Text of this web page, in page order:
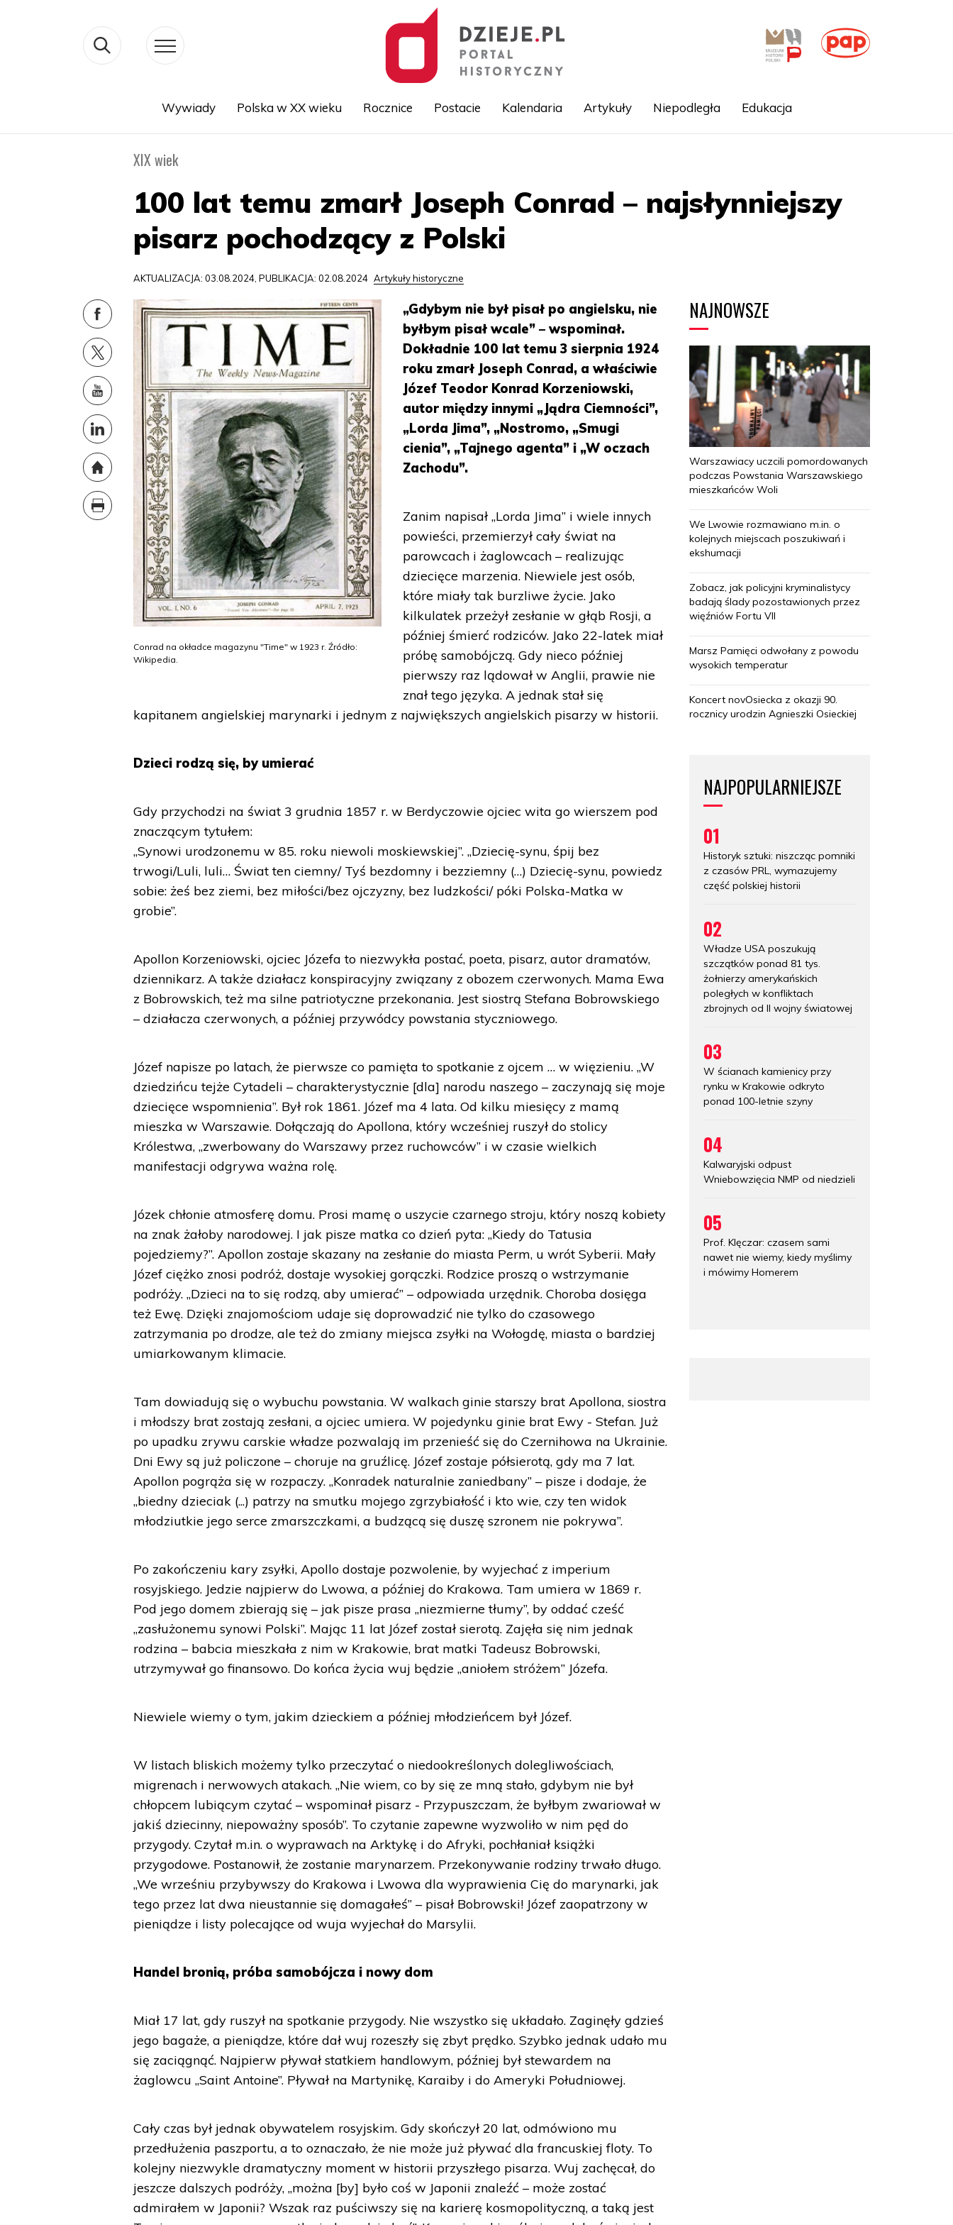
Wywiady Polska w XX wieku Rocznice Postacie Kalendaria Artykuły Niepodległa Edukacja
XIX wiek
100 lat temu zmarł Joseph Conrad – najsłynniejszy
pisarz pochodzący z Polski
AKTUALIZACJA: 03.08.2024, PUBLIKACJA: 02.08.2024 Artykuły historyczne
Conrad na okładce magazynu "Time" w 1923 r. Źródło:
Wikipedia.
„Gdybym nie był pisał po angielsku, nie
byłbym pisał wcale” – wspominał.
Dokładnie 100 lat temu 3 sierpnia 1924
roku zmarł Joseph Conrad, a właściwie
Józef Teodor Konrad Korzeniowski,
autor między innymi „Jądra Ciemności”,
„Lorda Jima”, „Nostromo, „Smugi
cienia”, „Tajnego agenta” i „W oczach
Zachodu”.
Zanim napisał „Lorda Jima” i wiele innych
powieści, przemierzył cały świat na
parowcach i żaglowcach – realizując
dziecięce marzenia. Niewiele jest osób,
które miały tak burzliwe życie. Jako
kilkulatek przeżył zesłanie w głąb Rosji, a
później śmierć rodziców. Jako 22-latek miał
próbę samobójczą. Gdy nieco później
pierwszy raz lądował w Anglii, prawie nie
znał tego języka. A jednak stał się
kapitanem angielskiej marynarki i jednym z największych angielskich pisarzy w historii.
Dzieci rodzą się, by umierać
Gdy przychodzi na świat 3 grudnia 1857 r. w Berdyczowie ojciec wita go wierszem pod
znaczącym tytułem:
„Synowi urodzonemu w 85. roku niewoli moskiewskiej”. „Dziecię-synu, śpij bez
trwogi/Luli, luli… Świat ten ciemny/ Tyś bezdomny i bezziemny (…) Dziecię-synu, powiedz
sobie: żeś bez ziemi, bez miłości/bez ojczyzny, bez ludzkości/ póki Polska-Matka w
grobie”.
Apollon Korzeniowski, ojciec Józefa to niezwykła postać, poeta, pisarz, autor dramatów,
dziennikarz. A także działacz konspiracyjny związany z obozem czerwonych. Mama Ewa
z Bobrowskich, też ma silne patriotyczne przekonania. Jest siostrą Stefana Bobrowskiego
– działacza czerwonych, a później przywódcy powstania styczniowego.
Józef napisze po latach, że pierwsze co pamięta to spotkanie z ojcem … w więzieniu. „W
dziedzińcu tejże Cytadeli – charakterystycznie [dla] narodu naszego – zaczynają się moje
dziecięce wspomnienia”. Był rok 1861. Józef ma 4 lata. Od kilku miesięcy z mamą
mieszka w Warszawie. Dołączają do Apollona, który wcześniej ruszył do stolicy
Królestwa, „zwerbowany do Warszawy przez ruchowców” i w czasie wielkich
manifestacji odgrywa ważna rolę.
Józek chłonie atmosferę domu. Prosi mamę o uszycie czarnego stroju, który noszą kobiety
na znak żałoby narodowej. I jak pisze matka co dzień pyta: „Kiedy do Tatusia
pojedziemy?”. Apollon zostaje skazany na zesłanie do miasta Perm, u wrót Syberii. Mały
Józef ciężko znosi podróż, dostaje wysokiej gorączki. Rodzice proszą o wstrzymanie
podróży. „Dzieci na to się rodzą, aby umierać” – odpowiada urzędnik. Choroba dosięga
też Ewę. Dzięki znajomościom udaje się doprowadzić nie tylko do czasowego
zatrzymania po drodze, ale też do zmiany miejsca zsyłki na Wołogdę, miasta o bardziej
umiarkowanym klimacie.
Tam dowiadują się o wybuchu powstania. W walkach ginie starszy brat Apollona, siostra
i młodszy brat zostają zesłani, a ojciec umiera. W pojedynku ginie brat Ewy - Stefan. Już
po upadku zrywu carskie władze pozwalają im przenieść się do Czernihowa na Ukrainie.
Dni Ewy są już policzone – choruje na gruźlicę. Józef zostaje półsierotą, gdy ma 7 lat.
Apollon pogrąża się w rozpaczy. „Konradek naturalnie zaniedbany” – pisze i dodaje, że
„biedny dzieciak (...) patrzy na smutku mojego zgrzybiałość i kto wie, czy ten widok
młodziutkie jego serce zmarszczkami, a budzącą się duszę szronem nie pokrywa”.
Po zakończeniu kary zsyłki, Apollo dostaje pozwolenie, by wyjechać z imperium
rosyjskiego. Jedzie najpierw do Lwowa, a później do Krakowa. Tam umiera w 1869 r.
Pod jego domem zbierają się – jak pisze prasa „niezmierne tłumy”, by oddać cześć
„zasłużonemu synowi Polski”. Mając 11 lat Józef został sierotą. Zajęła się nim jednak
rodzina – babcia mieszkała z nim w Krakowie, brat matki Tadeusz Bobrowski,
utrzymywał go finansowo. Do końca życia wuj będzie „aniołem stróżem” Józefa.
Niewiele wiemy o tym, jakim dzieckiem a później młodzieńcem był Józef.
W listach bliskich możemy tylko przeczytać o niedookreślonych dolegliwościach,
migrenach i nerwowych atakach. „Nie wiem, co by się ze mną stało, gdybym nie był
chłopcem lubiącym czytać – wspominał pisarz - Przypuszczam, że byłbym zwariował w
jakiś dziecinny, niepoważny sposób”. To czytanie zapewne wyzwoliło w nim pęd do
przygody. Czytał m.in. o wyprawach na Arktykę i do Afryki, pochłaniał książki
przygodowe. Postanowił, że zostanie marynarzem. Przekonywanie rodziny trwało długo.
„We wrześniu przybywszy do Krakowa i Lwowa dla wyprawienia Cię do marynarki, jak
tego przez lat dwa nieustannie się domagałeś” – pisał Bobrowski! Józef zaopatrzony w
pieniądze i listy polecające od wuja wyjechał do Marsylii.
Handel bronią, próba samobójcza i nowy dom
Miał 17 lat, gdy ruszył na spotkanie przygody. Nie wszystko się układało. Zaginęły gdzieś
jego bagaże, a pieniądze, które dał wuj rozeszły się zbyt prędko. Szybko jednak udało mu
się zaciągnąć. Najpierw pływał statkiem handlowym, później był stewardem na
żaglowcu „Saint Antoine”. Pływał na Martynikę, Karaiby i do Ameryki Południowej.
Cały czas był jednak obywatelem rosyjskim. Gdy skończył 20 lat, odmówiono mu
przedłużenia paszportu, a to oznaczało, że nie może już pływać dla francuskiej floty. To
kolejny niezwykle dramatyczny moment w historii przyszłego pisarza. Wuj zachęcał, do
jeszcze dalszych podróży, „można [by] było coś w Japonii znaleźć – może zostać
admirałem w Japonii? Wszak raz puściwszy się na karierę kosmopolityczną, a taką jest
NAJNOWSZE
Warszawiacy uczcili pomordowanych
podczas Powstania Warszawskiego
mieszkańców Woli
We Lwowie rozmawiano m.in. o
kolejnych miejscach poszukiwań i
ekshumacji
Zobacz, jak policyjni kryminalistycy
badają ślady pozostawionych przez
więźniów Fortu VII
Marsz Pamięci odwołany z powodu
wysokich temperatur
Koncert novOsiecka z okazji 90.
rocznicy urodzin Agnieszki Osieckiej
NAJPOPULARNIEJSZE
01
Historyk sztuki: niszcząc pomniki
z czasów PRL, wymazujemy
część polskiej historii
02
Władze USA poszukują
szczątków ponad 81 tys.
żołnierzy amerykańskich
poległych w konfliktach
zbrojnych od II wojny światowej
03
W ścianach kamienicy przy
rynku w Krakowie odkryto
ponad 100-letnie szyny
04
Kalwaryjski odpust
Wniebowzięcia NMP od niedzieli
05
Prof. Klęczar: czasem sami
nawet nie wiemy, kiedy myślimy
i mówimy Homerem